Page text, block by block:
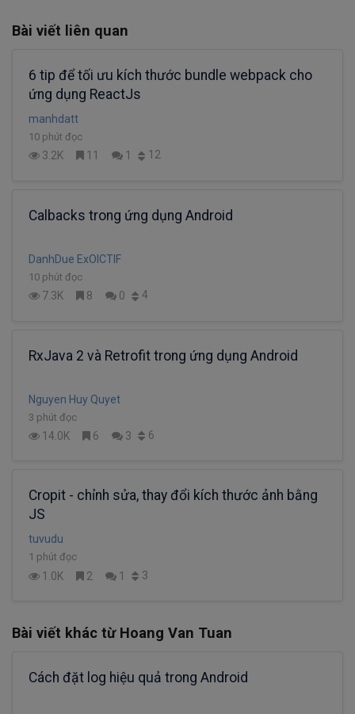
Bài viết liên quan
6 tip để tối ưu kích thước bundle webpack cho
ứng dụng ReactJs
manhdatt
10 phút đọc
3.2K 11 1 12
Calbacks trong ứng dụng Android
DanhDue ExOICTIF
10 phút đọc
7.3K 8 0 4
RxJava 2 và Retrofit trong ứng dụng Android
Nguyen Huy Quyet
3 phút đọc
14.0K 6 3 6
Cropit - chỉnh sửa, thay đổi kích thước ảnh bằng
JS
tuvudu
1 phút đọc
1.0K 2 1 3
Bài viết khác từ Hoang Van Tuan
Cách đặt log hiệu quả trong Android